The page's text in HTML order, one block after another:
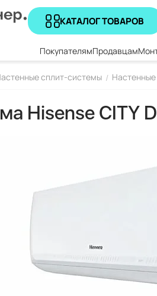
КАТАЛОГ ТОВАРОВ
ПокупателямПродавцам
сплит-системы /
Hisense CITY